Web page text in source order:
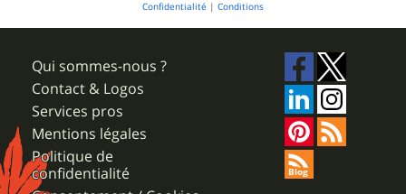
Confidentialité | Conditions
Qui sommes-nous ?
Contact & Logos
Services pros
Mentions légales
Politique de
confidentialité